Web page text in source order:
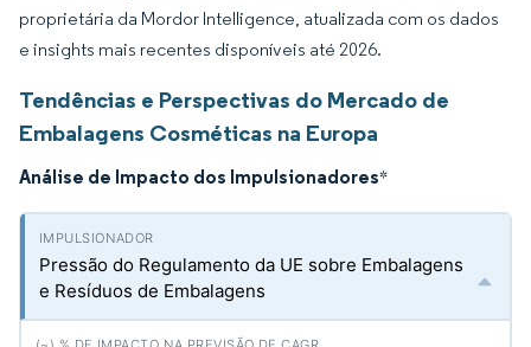
proprietária da Mordor Intelligence, atualizada com os dados
e insights mais recentes disponíveis até 2026.
Tendências e Perspectivas do Mercado de
Embalagens Cosméticas na Europa
Análise de Impacto dos Impulsionadores*
Pressão do Regulamento da UE sobre Embalagens
e Resíduos de Embalagens